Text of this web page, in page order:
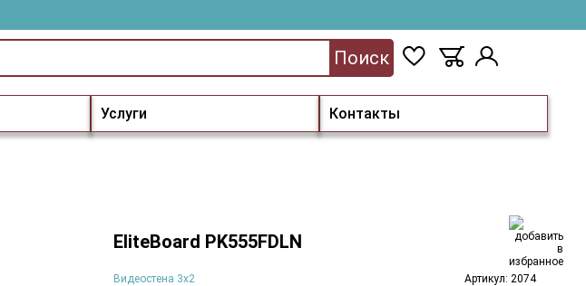
Услуги Контакты
Поиск
EliteBoard PK555FDLN
Видеостена 3х2 Артикул: 2074